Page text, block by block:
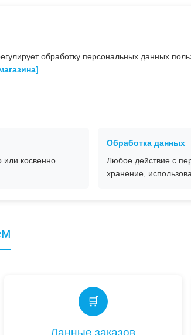
обработку персональных данных
косвенно
Обработка данных
Любое действие с
хранение,
🛒
Данные заказов